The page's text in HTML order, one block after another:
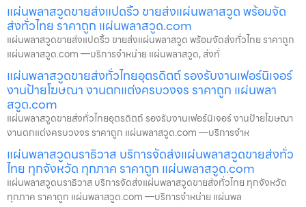
แผ่นพลาสวูดขายส่งแปดริ้ว ขายส่งแผ่นพลาสวูด พร้อมจัด
ส่งทั่วไทย ราคาถูก แผ่นพลาสวูด.com
แผ่นพลาสวูดขายส่งแปดริ้ว ขายส่งแผ่นพลาสวูด พร้อมจัดส่งทั่วไทย ราคาถูก
แผ่นพลาสวูด.com —บริการจำหน่าย แผ่นพลาสวูด, ส่งทั่
แผ่นพลาสวูดขายส่งทั่วไทยอุตรดิตถ์ รองรับงานเฟอร์นิเจอร์
งานป้ายโฆษณา งานตกแต่งครบวงจร ราคาถูก แผ่นพลา
สวูด.com
แผ่นพลาสวูดขายส่งทั่วไทยอุตรดิตถ์ รองรับงานเฟอร์นิเจอร์ งานป้ายโฆษณา
งานตกแต่งครบวงจร ราคาถูก แผ่นพลาสวูด.com —บริการจำห
แผ่นพลาสวูดนราธิวาส บริการจัดส่งแผ่นพลาสวูดขายส่งทั่ว
ไทย ทุกจังหวัด ทุกภาค ราคาถูก แผ่นพลาสวูด.com
แผ่นพลาสวูดนราธิวาส บริการจัดส่งแผ่นพลาสวูดขายส่งทั่วไทย ทุกจังหวัด
ทุกภาค ราคาถูก แผ่นพลาสวูด.com —บริการจำหน่าย แผ่นพล